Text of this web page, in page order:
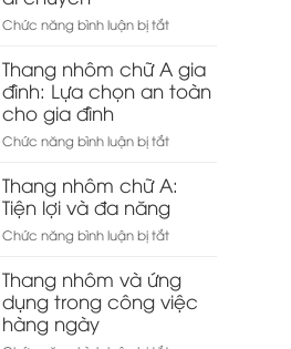
cho
đình
A:
kế
tiện
dễ
dụng
Chức năng bình luận bị tắtở
nhôm
rút
đơn:
tiện
trong
lưu
trữ
và
chuyển
Thang nhôm chữ A gia
đình: Lựa chọn an toàn
cho gia đình
Chức năng bình luận bị tắtở
nhôm
chữ
A
gia
Lựa
chọn
an
Thang nhôm chữ A:
Tiện lợi và đa năng
Chức năng bình luận bị tắtở
nhôm
chữ
A:
Thang nhôm và ứng
dụng trong công việc
hàng ngày